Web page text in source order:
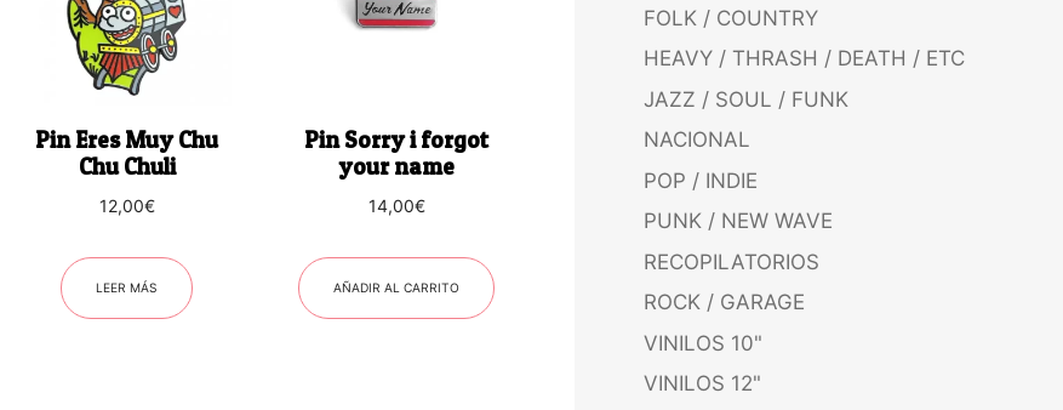
Pin Eres Muy Chu
Chu Chuli
12,00€
LEER MÁS
Pin Sorry i forgot
your name
14,00€
AÑADIR AL CARRITO
FOLK / COUNTRY
HEAVY / THRASH / DEATH / ETC
JAZZ / SOUL / FUNK
NACIONAL
POP / INDIE
PUNK / NEW WAVE
RECOPILATORIOS
ROCK / GARAGE
VINILOS 10"
VINILOS 12"